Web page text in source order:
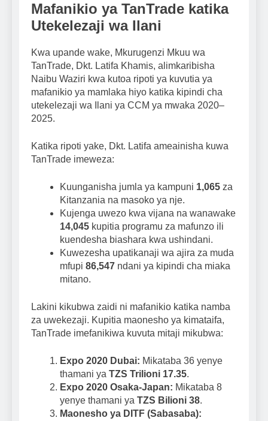
Mafanikio ya TanTrade katika
Utekelezaji wa Ilani
Kwa upande wake, Mkurugenzi Mkuu wa
TanTrade, Dkt. Latifa Khamis, alimkaribisha
Naibu Waziri kwa kutoa ripoti ya kuvutia ya
mafanikio ya mamlaka hiyo katika kipindi cha
utekelezaji wa Ilani ya CCM ya mwaka 2020–
2025.
Katika ripoti yake, Dkt. Latifa ameainisha kuwa
TanTrade imeweza:
Kuunganisha jumla ya kampuni 1,065 za
Kitanzania na masoko ya nje.
Kujenga uwezo kwa vijana na wanawake
14,045 kupitia programu za mafunzo ili
kuendesha biashara kwa ushindani.
Kuwezesha upatikanaji wa ajira za muda
mfupi 86,547 ndani ya kipindi cha miaka
mitano.
Lakini kikubwa zaidi ni mafanikio katika namba
za uwekezaji. Kupitia maonesho ya kimataifa,
TanTrade imefanikiwa kuvuta mitaji mikubwa:
Expo 2020 Dubai: Mikataba 36 yenye
thamani ya TZS Trilioni 17.35.
Expo 2020 Osaka-Japan: Mikataba 8
yenye thamani ya TZS Bilioni 38.
Maonesho ya DITF (Sabasaba):